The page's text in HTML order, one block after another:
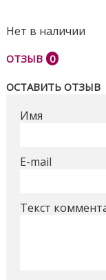
каньонов,
вид могут
Поделиться
Нет в наличии
ОТЗЫВ 0
ОСТАВИТЬ ОТЗЫВ
Имя
E-mail
Текст